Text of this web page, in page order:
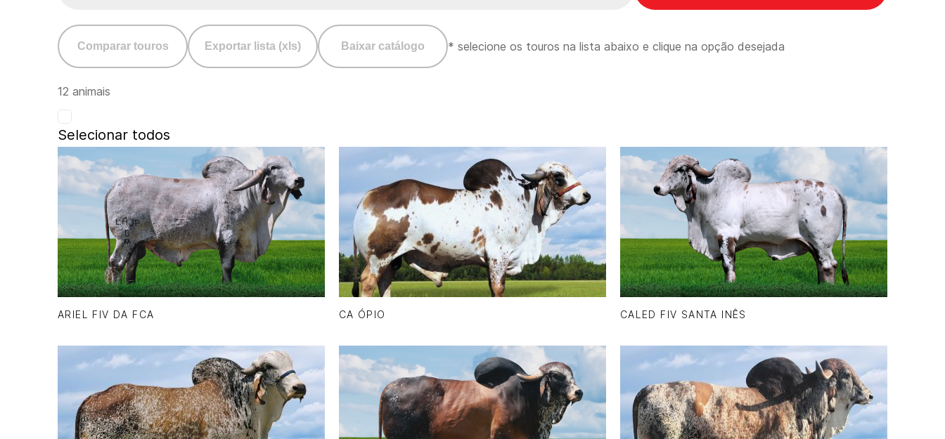
Comparar touros Exportar lista (xls) Baixar catálogo * selecione os touros na lista abaixo e clique na opção desejada
12 animais
Selecionar todos
ARIEL FIV DA FCA CA ÓPIO CALED FIV SANTA INÊS